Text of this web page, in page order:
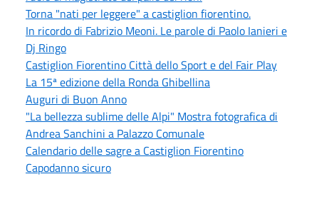
Torna "nati per leggere" a castiglion fiorentino.
In ricordo di Fabrizio Meoni. Le parole di Paolo Ianieri e
Dj Ringo
Castiglion Fiorentino Città dello Sport e del Fair Play
La 15ª edizione della Ronda Ghibellina
Auguri di Buon Anno
"La bellezza sublime delle Alpi" Mostra fotografica di
Andrea Sanchini a Palazzo Comunale
Calendario delle sagre a Castiglion Fiorentino
Capodanno sicuro